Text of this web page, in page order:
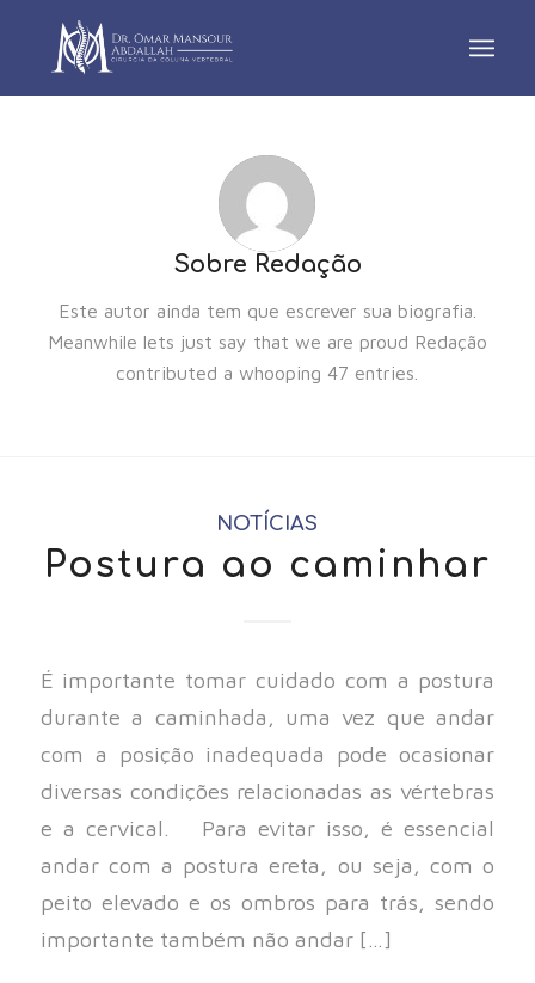
Sobre Redação
Este autor ainda tem que escrever sua biografia.
Meanwhile lets just say that we are proud Redação
contributed a whooping 47 entries.
NOTÍCIAS
Postura ao caminhar
É importante tomar cuidado com a postura
durante a caminhada, uma vez que andar
com a posição inadequada pode ocasionar
diversas condições relacionadas as vértebras
e a cervical. Para evitar isso, é essencial
andar com a postura ereta, ou seja, com o
peito elevado e os ombros para trás, sendo
importante também não andar […]